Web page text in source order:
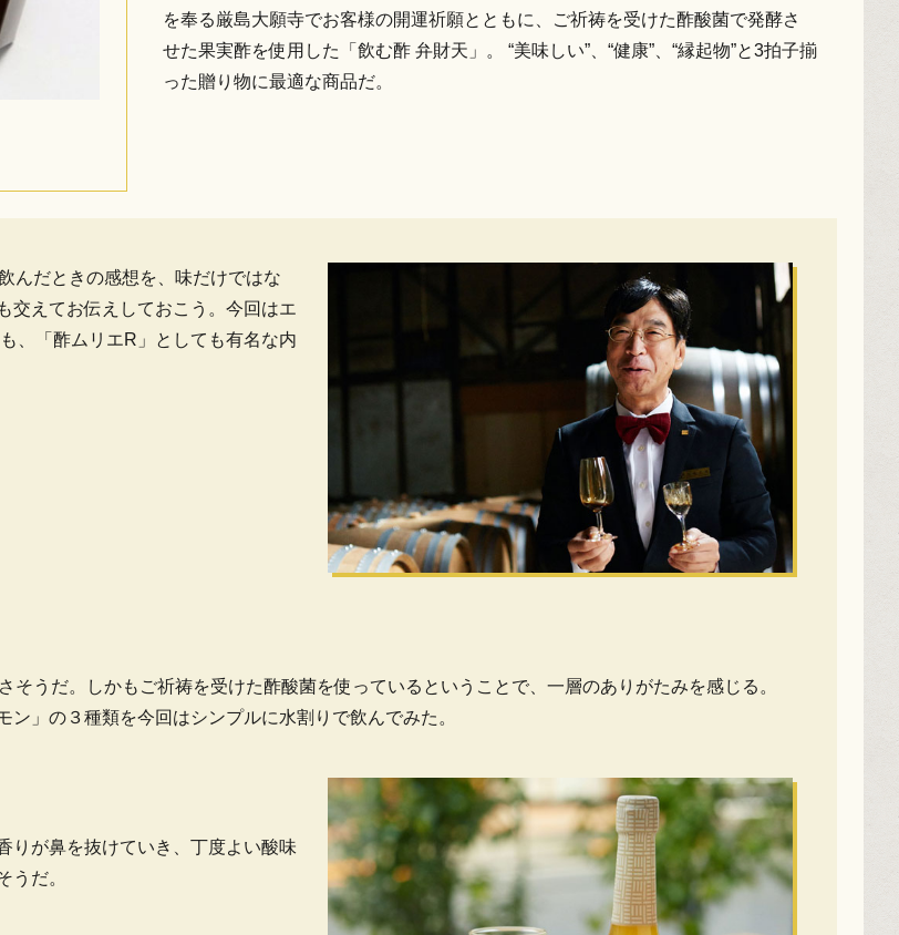
を奉る厳島大願寺でお客様の開運祈願とともに、ご祈祷を受けた酢酸菌で発酵さ
せた果実酢を使用した「飲む酢 弁財天」。 “美味しい”、“健康”、“縁起物”と3拍子揃
った贈り物に最適な商品だ。
んだときの感想を、味だけではな
交えてお伝えしておこう。今回はエ
、「酢ムリエR」としても有名な内
うだ。しかもご祈祷を受けた酢酸菌を使っているということで、一層のありがたみを感じる。
」の３種類を今回はシンプルに水割りで飲んでみた。
りが鼻を抜けていき、丁度よい酸味
うだ。